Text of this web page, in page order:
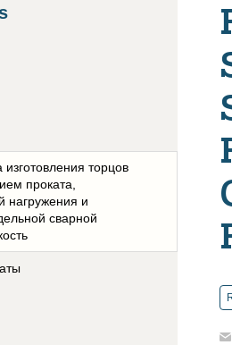
торцов
проката,
нагружения и
сварной